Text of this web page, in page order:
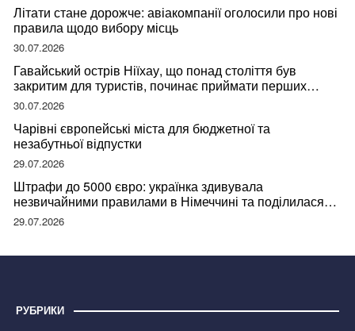
Літати стане дорожче: авіакомпанії оголосили про нові
правила щодо вибору місць
30.07.2026
Гавайський острів Ніїхау, що понад століття був
закритим для туристів, починає приймати перших
відвідувачів
30.07.2026
Чарівні європейські міста для бюджетної та
незабутньої відпустки
29.07.2026
Штрафи до 5000 євро: українка здивувала
незвичайними правилами в Німеччині та поділилася
правдою
29.07.2026
РУБРИКИ